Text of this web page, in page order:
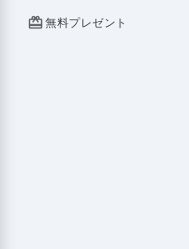
redeem無料プレゼント